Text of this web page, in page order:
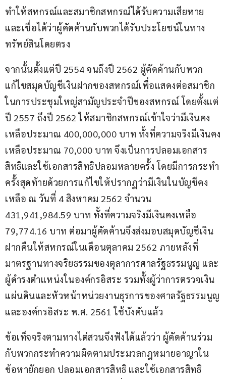
ทำให้สหกรณ์และสมาชิกสหกรณ์ได้รับความเสียหาย
และเชื่อได้ว่าผู้คัดค้านกับพวกได้รับประโยชน์ในทาง
ทรัพย์สินโดยตรง
จากนั้นตั้งแต่ปี 2554 จนถึงปี 2562 ผู้คัดค้านกับพวก
แก้ไขสมุดบัญชีเงินฝากของสหกรณ์เพื่อแสดงต่อสมาชิก
ในการประชุมใหญ่สามัญประจำปีของสหกรณ์ โดยตั้งแต่
ปี 2557 ถึงปี 2562 ให้สมาชิกสหกรณ์เข้าใจว่ามีเงินคง
เหลือประมาณ 400,000,000 บาท ทั้งที่ความจริงมีเงินคง
เหลือประมาณ 70,000 บาท จึงเป็นการปลอมเอกสาร
สิทธิและใช้เอกสารสิทธิปลอมหลายครั้ง โดยมีการกระทำ
ครั้งสุดท้ายด้วยการแก้ไขให้ปรากฏว่ามีเงินในบัญชีคง
เหลือ ณ วันที่ 4 สิงหาคม 2562 จำนวน
431,941,984.59 บาท ทั้งที่ความจริงมีเงินคงเหลือ
79,774.16 บาท ต่อมาผู้คัดค้านจึงส่งมอบสมุดบัญชีเงิน
ฝากคืนให้สหกรณ์ในเดือนตุลาคม 2562 ภายหลังที่
มาตรฐานทางจริยธรรมของตุลาการศาลรัฐธรรมนูญ และ
ผู้ดำรงตำแหน่งในองค์กรอิสระ รวมทั้งผู้ว่าการตรวจเงิน
แผ่นดินและหัวหน้าหน่วยงานธุรการของศาลรัฐธรรมนูญ
และองค์กรอิสระ พ.ศ. 2561 ใช้บังคับแล้ว
ข้อเท็จจริงตามทางไต่สวนจึงฟังได้แล้วว่า ผู้คัดค้านร่วม
กับพวกกระทำความผิดตามประมวลกฎหมายอาญาใน
ข้อหายักยอก ปลอมเอกสารสิทธิ และใช้เอกสารสิทธิ